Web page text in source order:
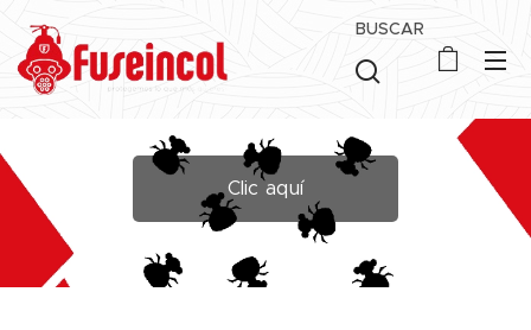
BUSCAR
Clic aquí